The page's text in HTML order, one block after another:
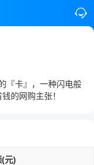
『卡』，一种闪电般
的网购主张！
元)